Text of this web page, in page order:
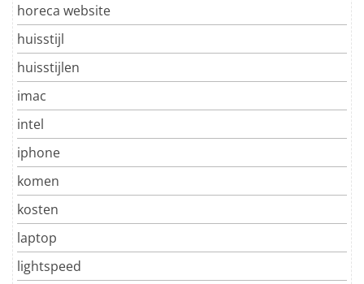
horeca website
huisstijl
huisstijlen
imac
intel
iphone
komen
kosten
laptop
lightspeed